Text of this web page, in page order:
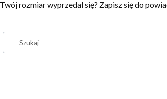
Twój rozmiar wyprzedał się? Zapisz się do